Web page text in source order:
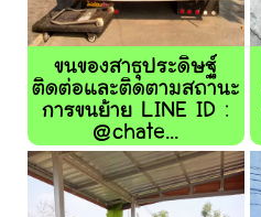
ขนของสาธุประดิษฐ์
ติดต่อและติดตามสถานะ
การขนย้าย LINE ID :
@chate...